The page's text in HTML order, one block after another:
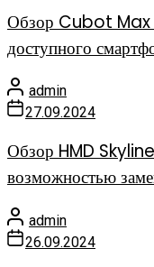
Обзор Cubot Max
доступного
admin
27.09.2024
Обзор HMD
возможностью
admin
26.09.2024